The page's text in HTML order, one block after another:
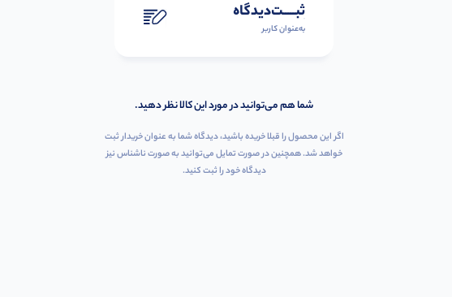
ثبـــــت‌دیدگاه
به‌عنوان کاربر
شما هم می‌توانید در مورد این کالا نظر دهید.
اگر این محصول را قبلا خریده باشید، دیدگاه شما به عنوان خریدار ثبت
خواهد شد. همچنین در صورت تمایل می‌توانید به صورت ناشناس نیز
دیدگاه خود را ثبت کنید.